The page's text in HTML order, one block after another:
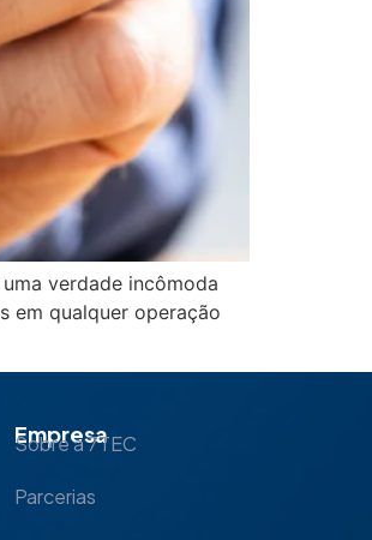
verdade incômoda
em qualquer operação
Empresa
Sobre a 7TEC
Parcerias